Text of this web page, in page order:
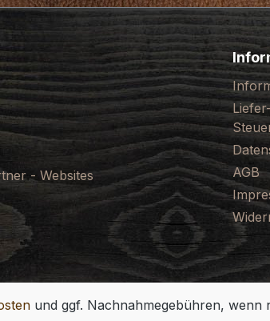
- Websites
AGB
und ggf. Nachnahmegebühren, wenn